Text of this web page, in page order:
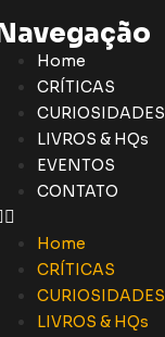
Home
CRÍTICAS
CURIOSIDADES
LIVROS & HQs
EVENTOS
CONTATO
Home
CRÍTICAS
CURIOSIDADES
LIVROS & HQs